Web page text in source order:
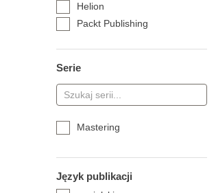
Helion
Packt Publishing
Serie
Mastering
Język publikacji